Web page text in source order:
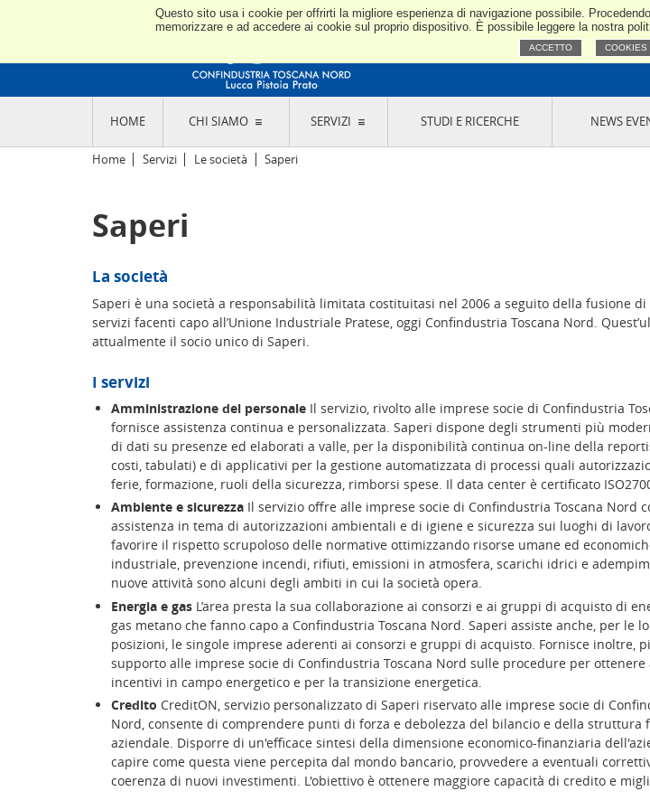
Questo sito usa i cookie per offrirti la migliore esperienza di navigazione possibile.
memorizzare e ad accedere ai cookie sul proprio dispositivo. È possibile leggere la nostra
ACCETTO COOKIES
Confindustria
HOME CHI SIAMO
L'ASSOCIAZIONE
CODICE ETICO E DEI VALORI ASSOCIATIVI
TRASPARENZA CONTRIBUTI PUBBLICI
L'INDUSTRIA E IL TERRITORIO DI LUCCA,
PISTOIA E PRATO
SEDI E CONTATTI
ABOUT US
COMITATO PICCOLA
INDUSTRIA
SERVIZI STUDI E RICERCHE NEWS
Home Servizi Le società Saperi
Saperi
La società
Saperi è una società a responsabilità limitata costituitasi nel 2006 a seguito della fusione
servizi facenti capo all’Unione Industriale Pratese, oggi Confindustria Toscana Nord.
attualmente il socio unico di Saperi.
I servizi
Amministrazione del personale Il servizio, rivolto alle imprese socie di Confindustria
fornisce assistenza continua e personalizzata. Saperi dispone degli strumenti più
di dati su presenze ed elaborati a valle, per la disponibilità continua on-line della
costi, tabulati) e di applicativi per la gestione automatizzata di processi quali
ferie, formazione, ruoli della sicurezza, rimborsi spese. Il data center è certificato
Ambiente e sicurezza Il servizio offre alle imprese socie di Confindustria Toscana Nord
assistenza in tema di autorizzazioni ambientali e di igiene e sicurezza sui luoghi di
favorire il rispetto scrupoloso delle normative ottimizzando risorse umane ed
industriale, prevenzione incendi, rifiuti, emissioni in atmosfera, scarichi idrici e
nuove attività sono alcuni degli ambiti in cui la società opera.
Energia e gasL’area presta la sua collaborazione ai consorzi e ai gruppi di acquisto di
gas metano che fanno capo a Confindustria Toscana Nord. Saperi assiste anche, per le
posizioni, le singole imprese aderenti ai consorzi e gruppi di acquisto. Fornisce inoltre,
supporto alle imprese socie di Confindustria Toscana Nord sulle procedure per ottenere
incentivi in campo energetico e per la transizione energetica.
Credito CreditON, servizio personalizzato di Saperi riservato alle imprese socie di
Nord, consente di comprendere punti di forza e debolezza del bilancio e della struttura
aziendale. Disporre di un'efficace sintesi della dimensione economico-finanziaria
capire come questa viene percepita dal mondo bancario, provvedere a eventuali
coerenza di nuovi investimenti. L'obiettivo è ottenere maggiore capacità di credito e